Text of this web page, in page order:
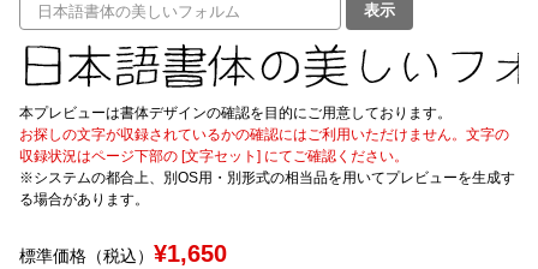
よくあるご質問
お問い合わせ
太さ・ウェイト
セット or 単体
表示
本プレビューは書体デザインの確認を目的にご用意しております。
お探しの文字が収録されているかの確認にはご利用いただけません。文字の
収録状況はページ下部の [文字セット] にてご確認ください。
※システムの都合上、別OS用・別形式の相当品を用いてプレビューを生成す
る場合があります。
標準価格（税込） ¥1,650